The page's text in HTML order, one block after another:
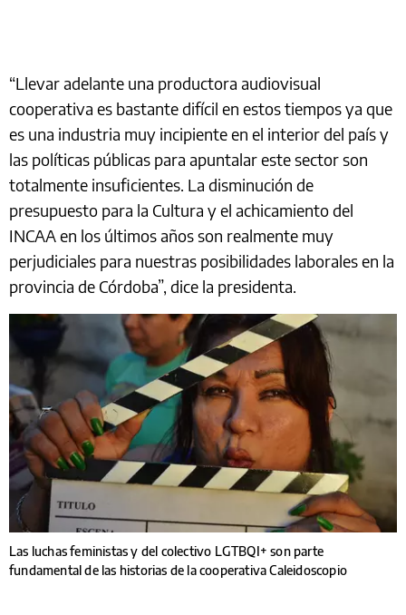
“Llevar adelante una productora audiovisual
cooperativa es bastante difícil en estos tiempos ya que
es una industria muy incipiente en el interior del país y
las políticas públicas para apuntalar este sector son
totalmente insuficientes. La disminución de
presupuesto para la Cultura y el achicamiento del
INCAA en los últimos años son realmente muy
perjudiciales para nuestras posibilidades laborales en la
provincia de Córdoba”, dice la presidenta.
Las luchas feministas y del colectivo LGTBQI+ son parte
fundamental de las historias de la cooperativa Caleidoscopio